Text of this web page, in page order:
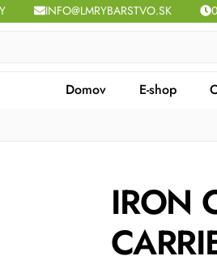
INFO@LMRYBARSTVO.SK
Domov E-shop
IRON